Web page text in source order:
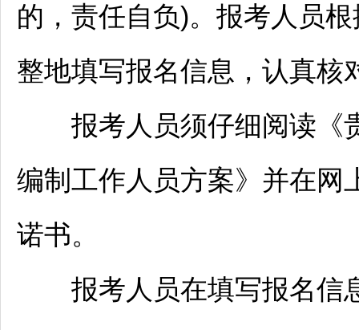
的，责任自负)。报考人员
整地填写报名信息，认真核
报考人员须仔细阅读《
编制工作人员方案》并在网
诺书。
报考人员在填写报名信